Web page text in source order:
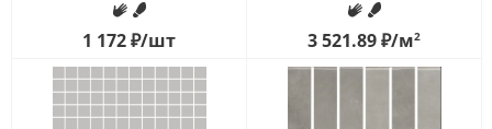
1 172₽/шт 3 521.89₽/м2